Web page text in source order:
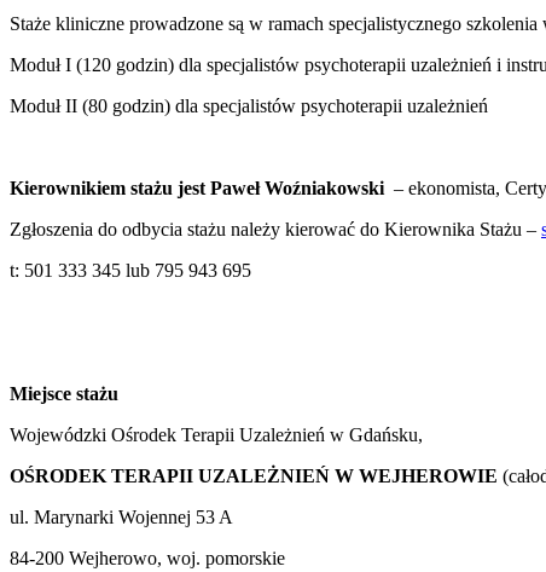
Staże kliniczne prowadzone są w ramach specjalistycznego
Moduł I (120 godzin) dla specjalistów psychoterapii uzależnień i
Moduł II (80 godzin) dla specjalistów psychoterapii uzależnień
Kierownikiem stażu jest Paweł Woźniakowski – ekonomista,
Zgłoszenia do odbycia stażu należy kierować do Kierownika Stażu –
t: 501 333 345 lub 795 943 695
Miejsce stażu
Wojewódzki Ośrodek Terapii Uzależnień w Gdańsku,
OŚRODEK TERAPII UZALEŻNIEŃ W WEJHEROWIE
ul. Marynarki Wojennej 53 A
84-200 Wejherowo, woj. pomorskie